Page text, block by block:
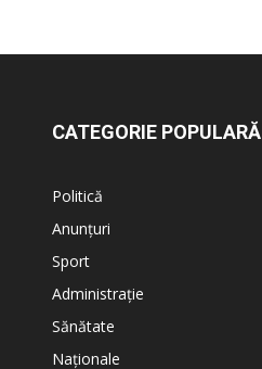
CATEGORIE POPULARĂ
Politică
Anunțuri
Sport
Administrație
Sănătate
Naționale